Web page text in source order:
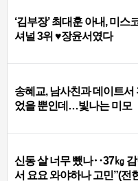
‘김부장’ 최대훈 아내, 미스
셔널 3위 ♥장윤서였다
송혜교, 남사친과 데이트서
었을 뿐인데…빛나는 미모
신동 살 너무 뺐나‥37㎏
서 요요 와야하나 고민”(전